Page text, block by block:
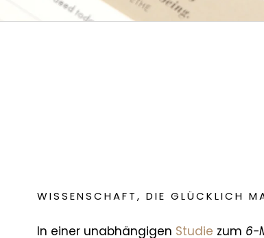
WISSENSCHAFT, DIE GLÜCKLICH
In einer unabhängigen Studie zum 6-